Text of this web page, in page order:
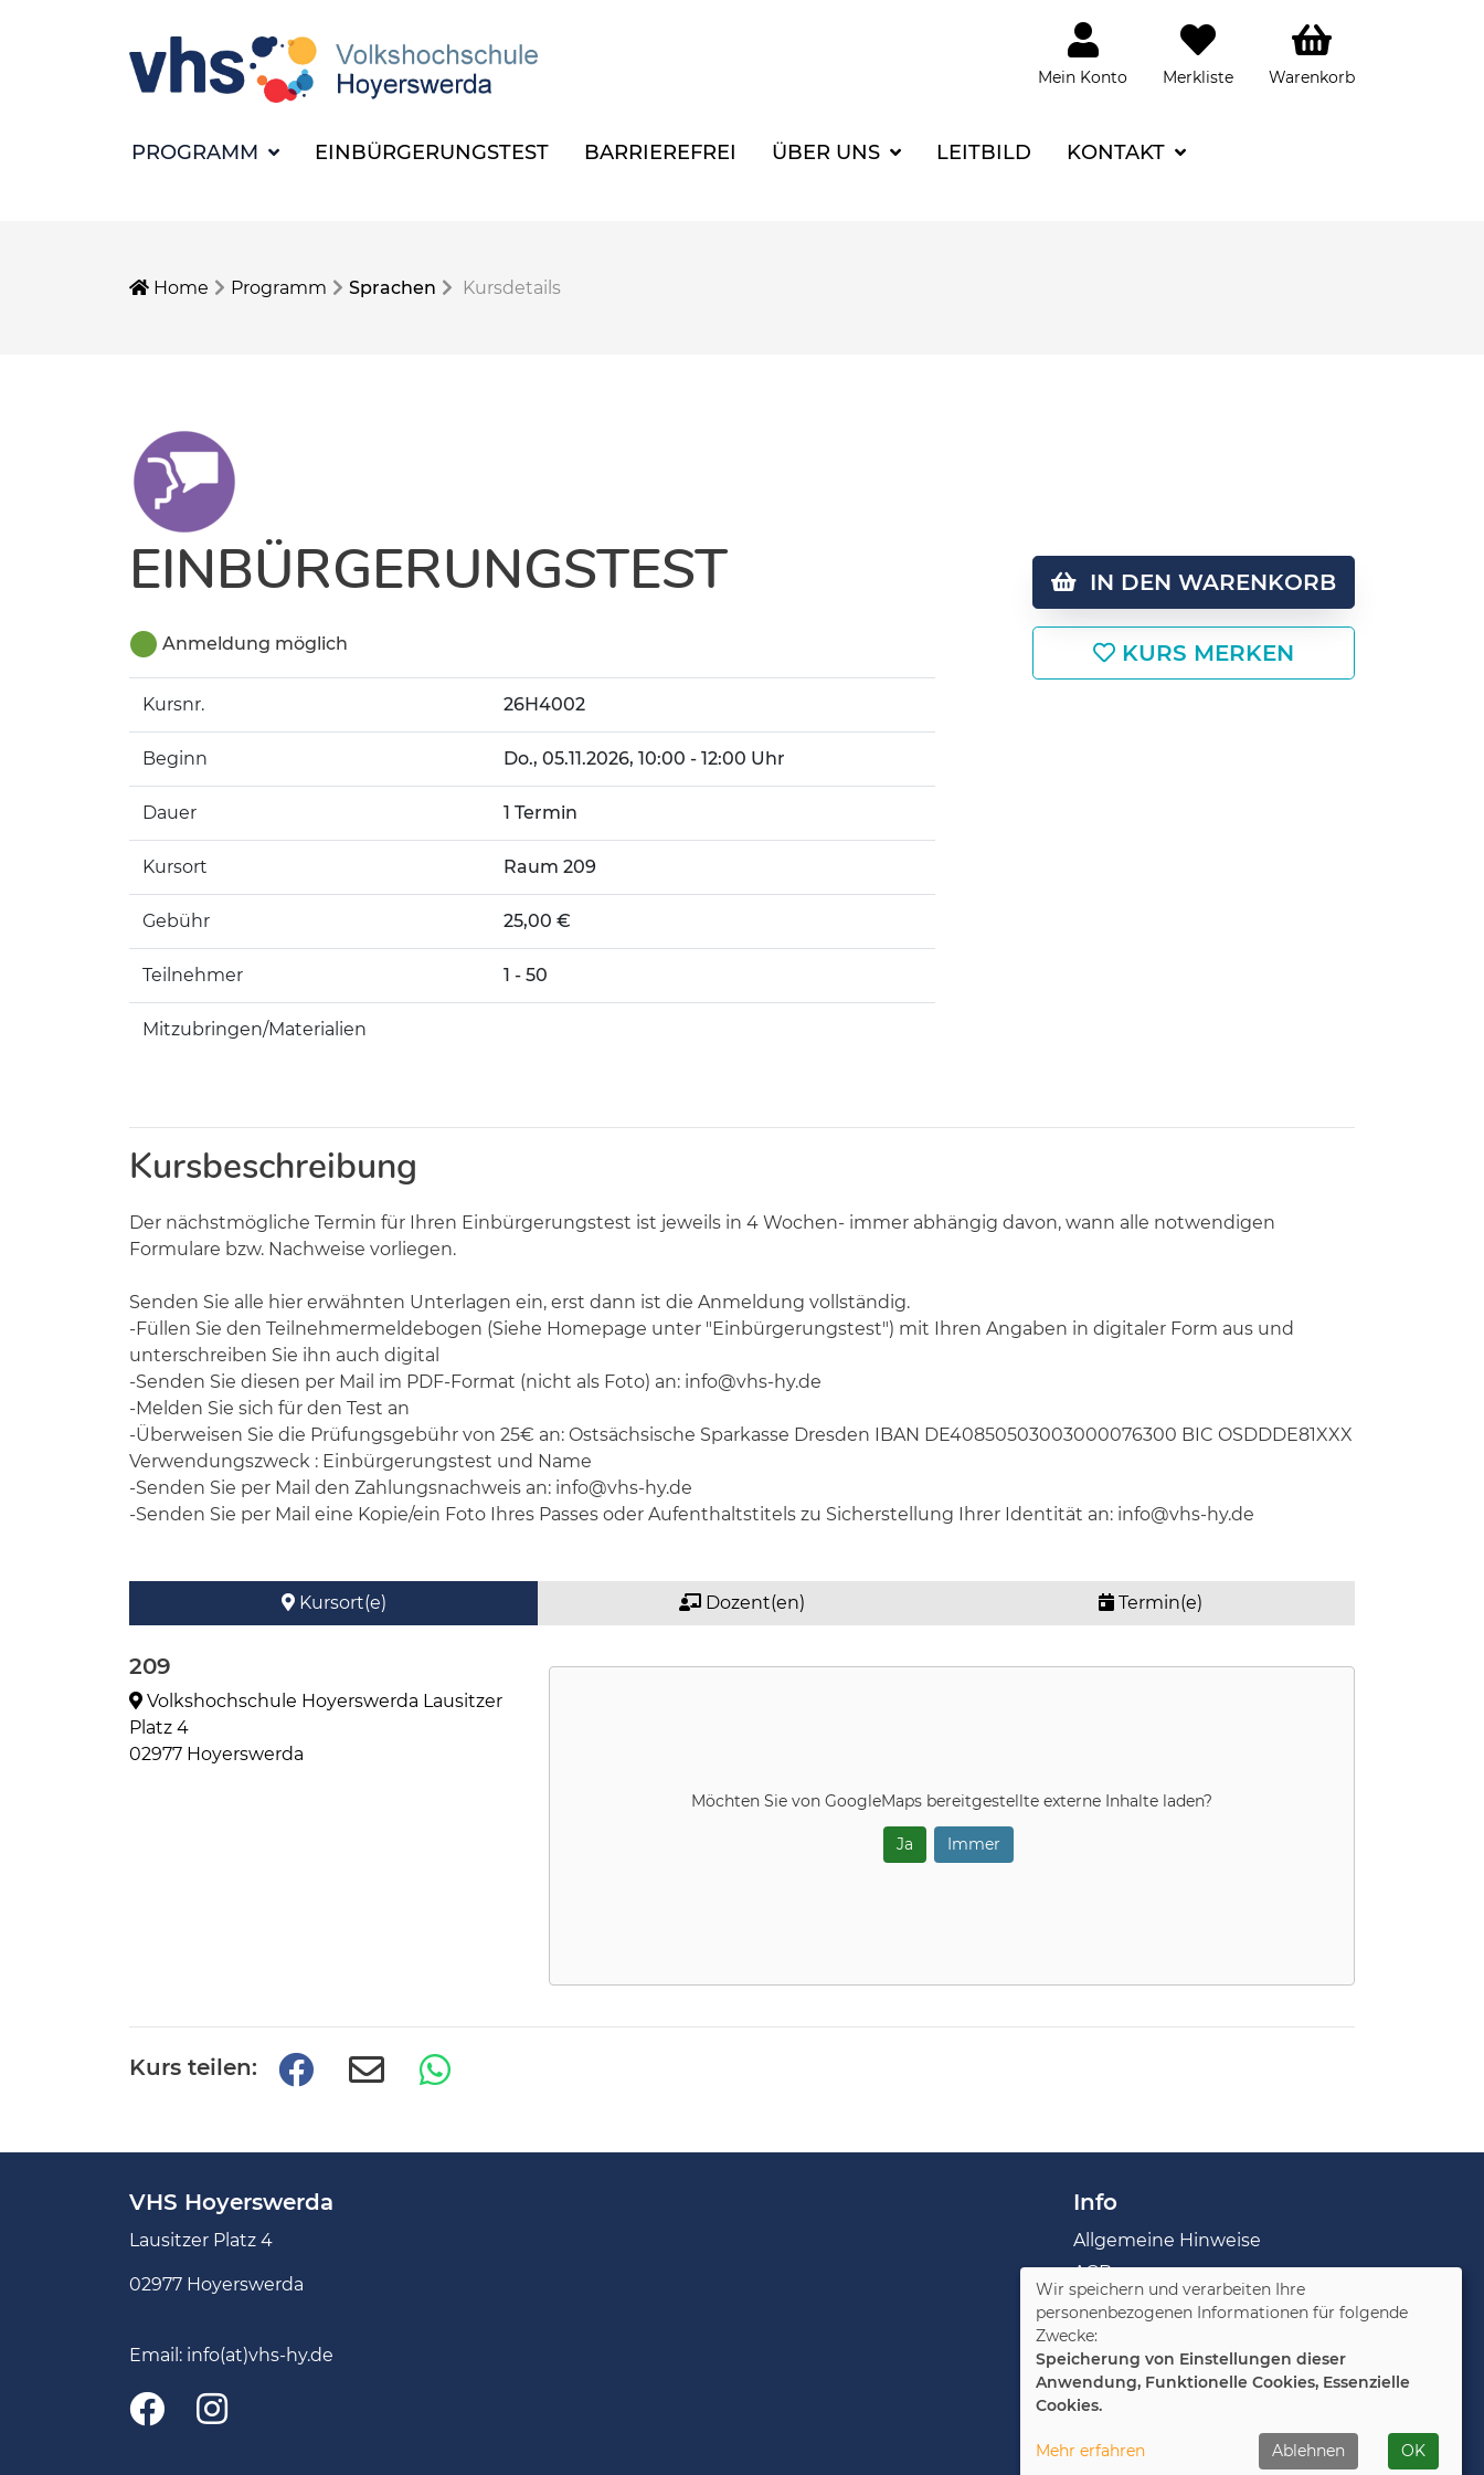
Mein Konto Merkliste Warenkorb
PROGRAMM EINBÜRGERUNGSTEST BARRIEREFREI ÜBER UNS LEITBILD KONTAKT
Home Programm Sprachen Kursdetails
EINBÜRGERUNGSTEST
Anmeldung möglich
Kursnr. 26H4002
Beginn Do., 05.11.2026, 10:00 - 12:00 Uhr
Dauer 1 Termin
Kursort Raum 209
Gebühr 25,00 €
Teilnehmer 1 - 50
Mitzubringen/Materialien
IN DEN WARENKORB
KURS MERKEN
Kursbeschreibung
Der nächstmögliche Termin für Ihren Einbürgerungstest ist jeweils in 4 Wochen- immer abhängig davon, wann alle notwendigen
Formulare bzw. Nachweise vorliegen.
Senden Sie alle hier erwähnten Unterlagen ein, erst dann ist die Anmeldung vollständig.
-Füllen Sie den Teilnehmermeldebogen (Siehe Homepage unter "Einbürgerungstest") mit Ihren Angaben in digitaler Form aus und
unterschreiben Sie ihn auch digital
-Senden Sie diesen per Mail im PDF-Format (nicht als Foto) an: info@vhs-hy.de
-Melden Sie sich für den Test an
-Überweisen Sie die Prüfungsgebühr von 25€ an: Ostsächsische Sparkasse Dresden IBAN DE40850503003000076300 BIC OSDDDE81XXX
Verwendungszweck : Einbürgerungstest und Name
-Senden Sie per Mail den Zahlungsnachweis an: info@vhs-hy.de
-Senden Sie per Mail eine Kopie/ein Foto Ihres Passes oder Aufenthaltstitels zu Sicherstellung Ihrer Identität an: info@vhs-hy.de
Kursort(e) Dozent(en) Termin(e)
209
Volkshochschule Hoyerswerda Lausitzer
Platz 4
02977 Hoyerswerda
Möchten Sie von GoogleMaps bereitgestellte externe Inhalte laden?
Ja Immer
Kurs teilen:
VHS Hoyerswerda
Lausitzer Platz 4
02977 Hoyerswerda
Email: info(at)vhs-hy.de
Info
Allgemeine Hinweise
AGB
Impressum
Datenschutzerklärung
Widerruf
Cookie Einstellungen
Wir speichern und verarbeiten Ihre
personenbezogenen Informationen für folgende
Zwecke:
Speicherung von Einstellungen dieser
Anwendung, Funktionelle Cookies, Essenzielle
Cookies.
Mehr erfahren Ablehnen OK